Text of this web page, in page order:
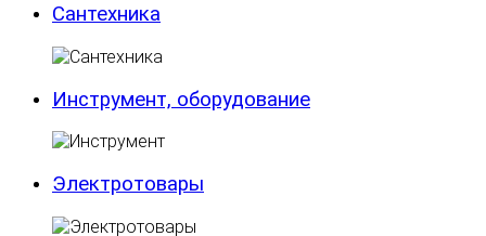
Сантехника
Инструмент, оборудование
Электротовары